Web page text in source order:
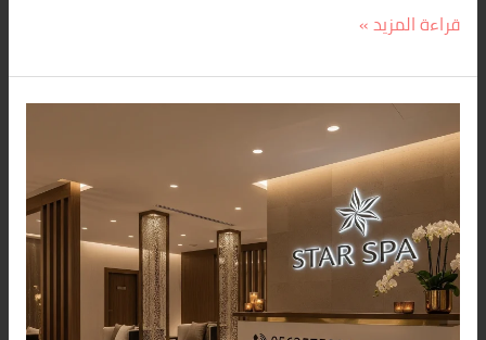
قراءة المزيد »
ارقام
مساج
منزلي
اتصل
بنا
0560283267
–
ستار